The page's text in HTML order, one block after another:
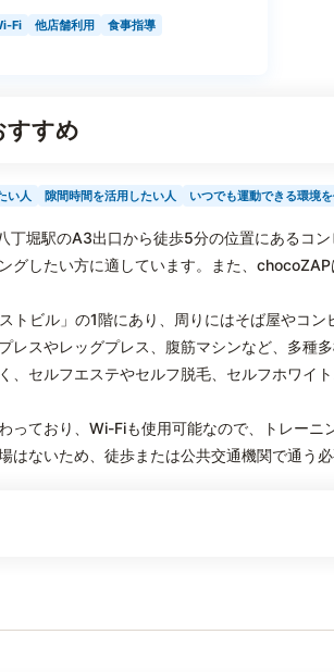
Fi 他店舗利用
食事指導
すすめ
い人 隙間時間を活用したい人 いつでも運動できる環境
丁堀駅のA3出口から徒歩5分の位置にあるコ
グしたい方に適しています。また、
トビル」の1階にあり、周りにはそば屋やコン
レスやレッグプレス、腹筋マシンなど、多種
、セルフエステやセルフ脱毛、セルフホワイ
っており、Wi-Fiも使用可能なので、トレーニ
はないため、徒歩または公共交通機関で通う必